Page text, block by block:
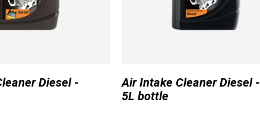
Diesel -
Air Intake Cleaner Diesel -
5L bottle